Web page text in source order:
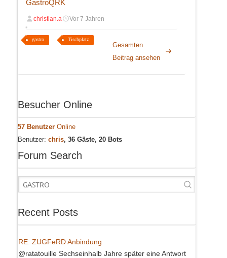
GastroQRK
christian.a Vor 7 Jahren
gastro Tischplatz
Gesamten
Beitrag ansehen
Besucher Online
57 Benutzer Online
Benutzer: chris, 36 Gäste, 20 Bots
Forum Search
Recent Posts
RE: ZUGFeRD Anbindung
@ratatouille Sechseinhalb Jahre später eine Antwort